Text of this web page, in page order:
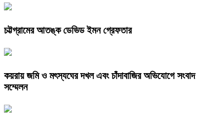
চট্টগ্রামের আতঙ্ক ডেভিড ইমন গ্রেফতার
কয়রায় জমি ও মৎস্যঘের দখল এবং চাঁদাবাজির অভিযোগে সংবাদ
সম্মেলন